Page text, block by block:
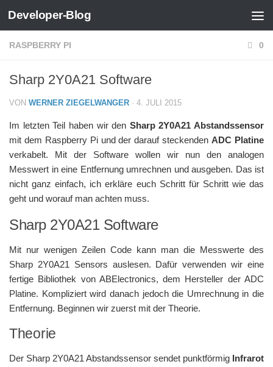
Zum Inhalt springen
Developer-Blog
RASPBERRY PI 0
Sharp 2Y0A21 Software
VON WERNER ZIEGELWANGER · 4. JULI 2015
Im letzten Teil haben wir den Sharp 2Y0A21 Abstandssensor
mit dem Raspberry Pi und der darauf steckendenADC Platine
verkabelt. Mit der Software wollen wir nun den analogen
Messwert in eine Entfernung umrechnen und ausgeben. Das ist
nicht ganz einfach, ich erkläre euch Schritt für Schritt wie das
geht und worauf man achten muss.
Sharp 2Y0A21 Software
Mit nur wenigen Zeilen Code kann man die Messwerte des
Sharp 2Y0A21 Sensors auslesen. Dafür verwenden wir eine
fertige Bibliothek von ABElectronics, dem Hersteller der ADC
Platine. Kompliziert wird danach jedoch die Umrechnung in die
Entfernung. Beginnen wir zuerst mit der Theorie.
Theorie
Der Sharp 2Y0A21 Abstandssensor sendet punktförmig Infrarot